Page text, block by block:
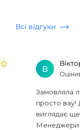
Всі відгуки
В
Замовляла
просто вау!
виглядає
Менеджери